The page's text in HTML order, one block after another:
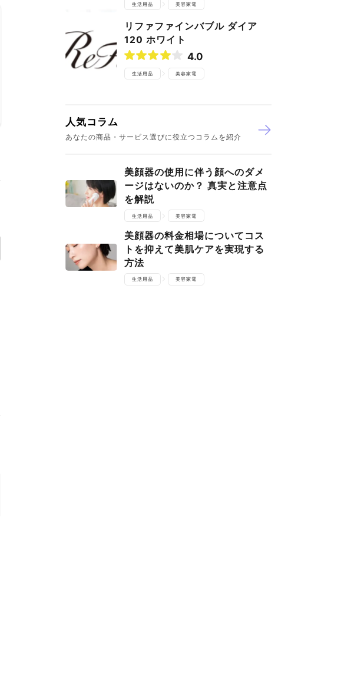
生活用品 美容家電
リファファインバブル ダイア
120 ホワイト
4.0
生活用品 美容家電
人気コラム
あなたの商品・サービス選びに役立つコラムを紹介
美顔器の使用に伴う顔へのダメ
ージはないのか？ 真実と注意点
を解説
生活用品 美容家電
美顔器の料金相場についてコス
トを抑えて美肌ケアを実現する
方法
生活用品 美容家電